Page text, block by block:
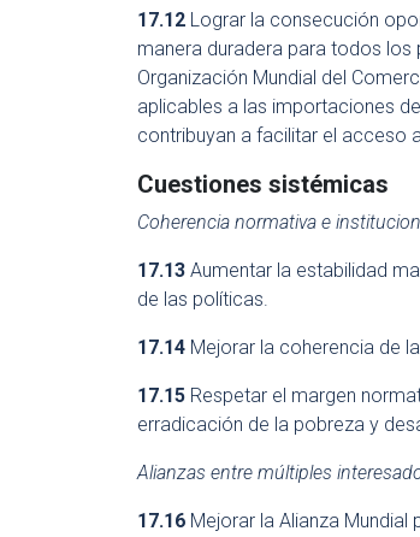
17.12 Lograr la consecución
manera duradera para todos
Organización Mundial del
aplicables a las importaciones
contribuyan a facilitar el acceso
Cuestiones sistémicas
Coherencia normativa e
17.13 Aumentar la estabilidad
de las políticas.
17.14 Mejorar la coherencia de
17.15 Respetar el margen
erradicación de la pobreza y
Alianzas entre múltiples
17.16 Mejorar la Alianza